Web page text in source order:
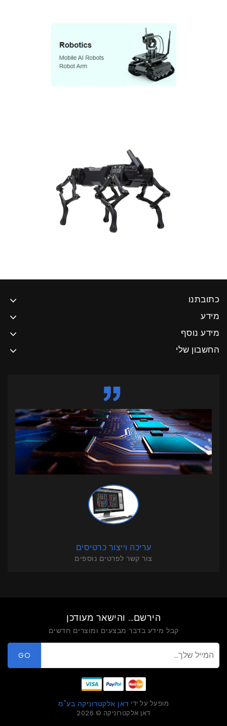
כתובתנו
מידע
מידע נוסף
החשבון שלי
עריכה וייצור כרטיסים
צור קשר לפרטים נוספים
הירשם... והישאר מעודכן
קבל מידע בדבר מבצעים ומוצרים חדשים
GO
מופעל על ידי דאן אלקטרוניקה בע"מ
דאן אלקטרוניקה © 2026